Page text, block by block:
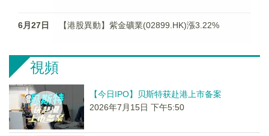
6月27日 【港股異動】紫金礦業(02899.HK)漲3.22%
視頻
【今日IPO】贝斯特获赴港上市备案
2026年7月15日 下午5:50